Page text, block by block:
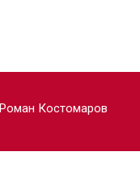
Роман Костомаров